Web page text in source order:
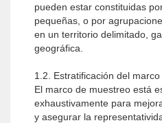
pueden estar constituidas
pequeñas, o por
en un territorio delimitado,
geográfica.
1.2. Estratificación del
El marco de muestreo está
exhaustivamente para
y asegurar la